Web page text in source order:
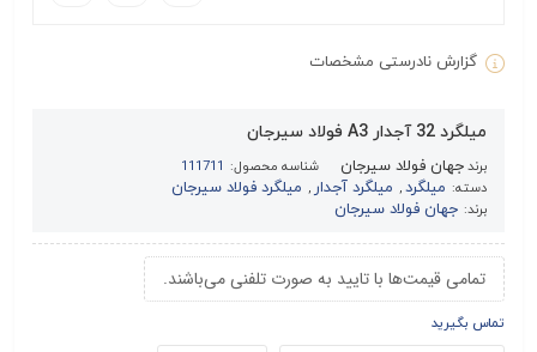
گزارش نادرستی مشخصات
میلگرد 32 آجدار A3 فولاد سیرجان
برندجهان فولاد سیرجان شناسه محصول: 111711
دسته: میلگرد, میلگرد آجدار , میلگرد فولاد سیرجان
برند: جهان فولاد سیرجان
تمامی قیمت‌ها با تایید به صورت تلفنی می‌باشند.
تماس بگیرید